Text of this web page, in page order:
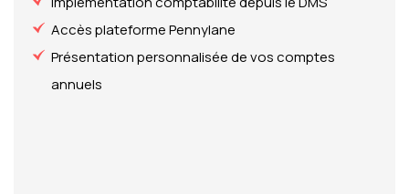
Accès plateforme Pennylane
Présentation personnalisée de vos comptes
annuels